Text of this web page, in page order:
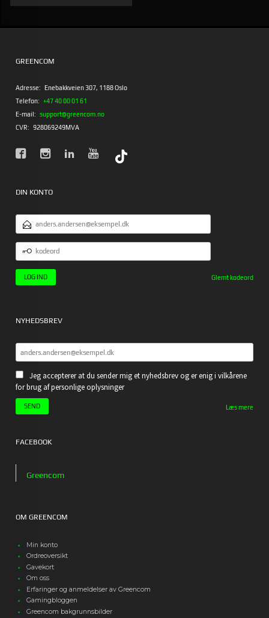
GREENCOM
Adresse: Enebakkveien 307, 1188 Oslo
Telefon: +47 40 00 01 61
E-mail: support@greencom.no
CVR: 928069249MVA
DIN KONTO
KODEORD
Glemt kodeord
NYHEDSBREV
Jeg accepterer at du sender mig et nyhedsbrev og er enig i vilkårene
for brug af personlige oplysninger
Læs mere
FACEBOOK
Greencom
OM GREENCOM
Min konto
Ordreoversikt
Gavekort
Om oss
Erfaringer og anmeldelser av Greencom
Gamingbloggen
Greencom bakgrunnsbilder